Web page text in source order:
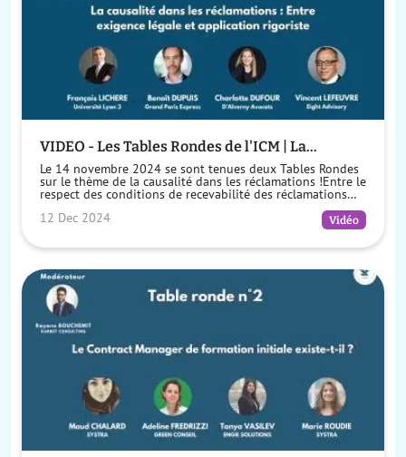
VIDEO - Les Tables Rondes de l'ICM | La
causalité dans les réclamations : Entre exigence
légale et application rigoriste
Le 14 novembre 2024 se sont tenues deux Tables Rondes
sur le thème de la causalité dans les réclamations !Entre le
respect des conditions de recevabilité des réclamations
12 Dec 2024 Vidéo